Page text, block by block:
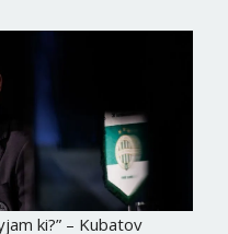
ki?” – Kubatov